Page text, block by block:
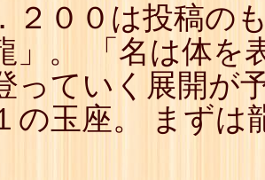
35☗
36☖
37☗
38☖
39☗
詰
２００は投稿の
」。 「名は体
っていく展開が
の玉座。 まずは